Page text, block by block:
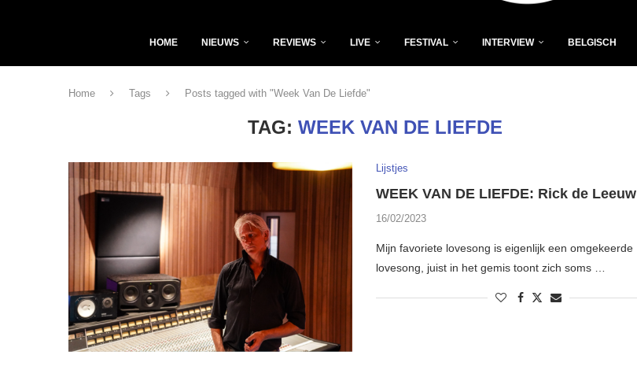
HOME NIEUWS REVIEWS LIVE FESTIVAL INTERVIEW BELGISCH
Home Tags Posts tagged with "Week Van De Liefde"
TAG: WEEK VAN DE LIEFDE
Lijstjes
WEEK VAN DE LIEFDE: Rick de Leeuw
16/02/2023
Mijn favoriete lovesong is eigenlijk een omgekeerde
lovesong, juist in het gemis toont zich soms …